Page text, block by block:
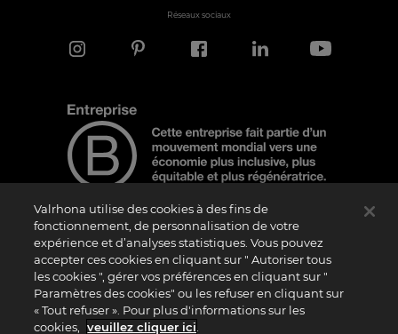
Réseaux sociaux
Note d'information
Le logo “Certified B Corporation” est attribué par B Lab, une organisation privée à
but non lucratif, aux entreprises qui, comme la nôtre, ont réalisé avec succès le B
Impact Assessment (“BIA”) et répondent aux exigences de B Lab en matière de
performance sociale et environnementale, de responsabilité et de transparence. Il
est précisé que B Lab n’est pas un organisme d’évaluation de la conformité au sens
du règlement (UE) n° 765/2008, ni un organisme de normalisation national,
Valrhona utilise des cookies à des fins de
fonctionnement, de personnalisation de votre
expérience et d’analyses statistiques. Vous pouvez
accepter ces cookies en cliquant sur " Autoriser tous
les cookies ", gérer vos préférences en cliquant sur "
Paramètres des cookies" ou les refuser en cliquant sur
« Tout refuser ». Pour plus d'informations sur les
cookies,
veuillez cliquer ici